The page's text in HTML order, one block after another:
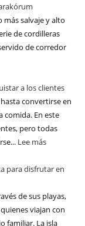
salvaje y alto
de cordilleras
de corredor
a los clientes
convertirse en
comida. En este
pero todas
Lee más
para disfrutar en
de sus playas,
viajan con
familiar. La isla